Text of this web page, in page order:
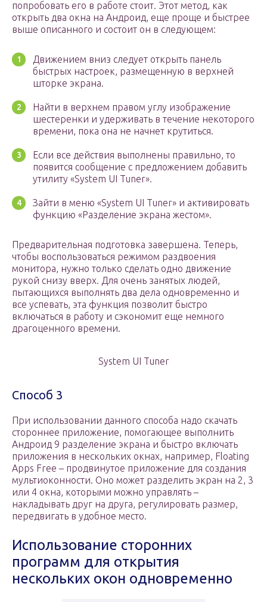
попробовать его в работе стоит. Этот метод, как
открыть два окна на Андроид, еще проще и быстрее
выше описанного и состоит он в следующем:
Движением вниз следует открыть панель
быстрых настроек, размещенную в верхней
шторке экрана.
Найти в верхнем правом углу изображение
шестеренки и удерживать в течение некоторого
времени, пока она не начнет крутиться.
Если все действия выполнены правильно, то
появится сообщение с предложением добавить
утилиту «System UI Tuner».
Зайти в меню «System UI Tuner» и активировать
функцию «Разделение экрана жестом».
Предварительная подготовка завершена. Теперь,
чтобы воспользоваться режимом раздвоения
монитора, нужно только сделать одно движение
рукой снизу вверх. Для очень занятых людей,
пытающихся выполнять два дела одновременно и
все успевать, эта функция позволит быстро
включаться в работу и сэкономит еще немного
драгоценного времени.
System UI Tuner
Способ 3
При использовании данного способа надо скачать
стороннее приложение, помогающее выполнить
Андроид 9 разделение экрана и быстро включать
приложения в нескольких окнах, например, Floating
Apps Free – продвинутое приложение для создания
мультиоконности. Оно может разделить экран на 2, 3
или 4 окна, которыми можно управлять –
накладывать друг на друга, регулировать размер,
передвигать в удобное место.
Использование сторонних
программ для открытия
нескольких окон одновременно